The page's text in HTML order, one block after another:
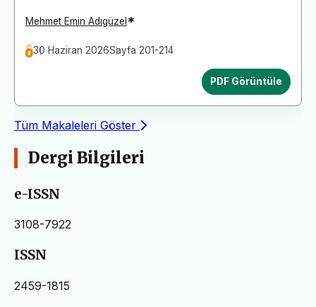
Mehmet Emin Adıgüzel *
30 Haziran 2026Sayfa 201-214
PDF Görüntüle
Tüm Makaleleri Göster
Dergi Bilgileri
e-ISSN
3108-7922
ISSN
2459-1815